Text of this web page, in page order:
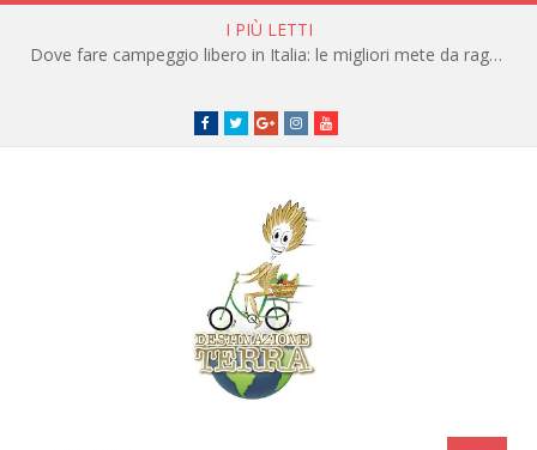
I PIÙ LETTI
Dove fare campeggio libero in Italia: le migliori mete da raggiungere in traghetto
Facebook
TwitterGoogle+instagramyoutube